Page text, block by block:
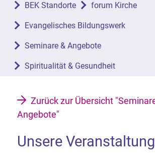
BEK Standorte forum Kirche
Evangelisches Bildungswerk
Seminare & Angebote
Spiritualität & Gesundheit
Zurück zur Übersicht
Angebote"
Unsere